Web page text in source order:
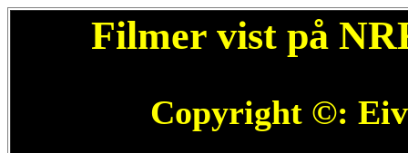
Filmer vist på
Copyright ©: